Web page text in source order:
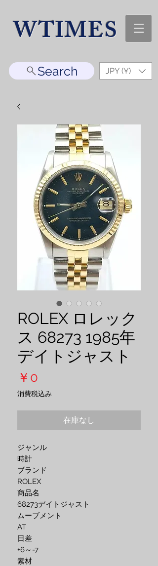
WTIMES
Search JPY (¥)
ROLEX ロレック
ス 68273 1985年
デイトジャスト
￥0
格
消費税込み
在庫なし
ジャンル
時計
ブランド
ROLEX
商品名
68273デイトジャスト
ムーブメント
AT
日差
+6～-7
素材